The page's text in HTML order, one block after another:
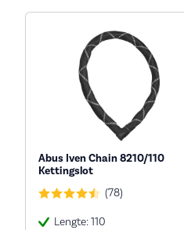
Abus Iven Chain 8210/110
Kettingslot
(78)
Lengte: 110